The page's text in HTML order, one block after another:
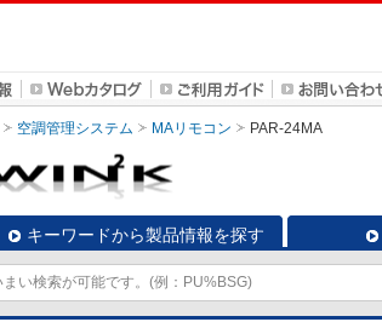
空調管理システム MAリモコン PAR-24MA
キーワードから製品情報を探す